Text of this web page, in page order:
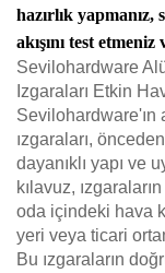
hazırlık
akışını test
Sevilohardware
Izgaraları Etkin
Sevilohardware'ın
ızgaraları,
dayanıklı yapı ve
kılavuz,
oda içindeki hava
yeri veya ticari
Bu ızgaraların